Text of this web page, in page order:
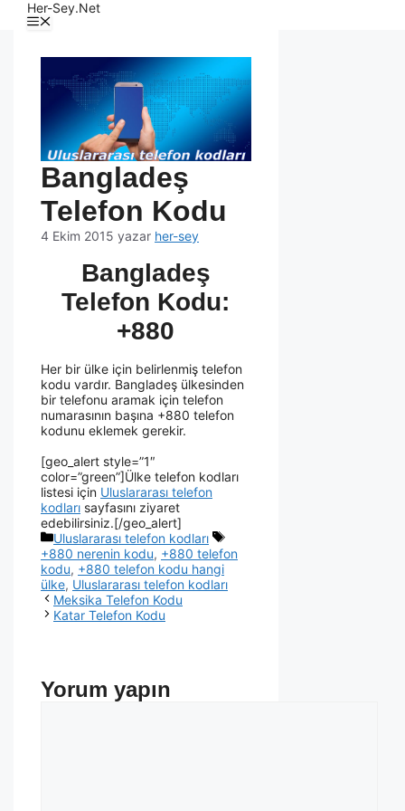
Her-Sey.Net
Bangladeş
Telefon Kodu
4 Ekim 2015 yazar her-sey
Bangladeş
Telefon Kodu:
+880
Her bir ülke için belirlenmiş telefon
kodu vardır. Bangladeş ülkesinden
bir telefonu aramak için telefon
numarasının başına +880 telefon
kodunu eklemek gerekir.
[geo_alert style=”1″
color=”green”]Ülke telefon kodları
listesi için Uluslararası telefon
kodları sayfasını ziyaret
edebilirsiniz.[/geo_alert]
Uluslararası telefon kodları
+880 nerenin kodu, +880 telefon
kodu, +880 telefon kodu hangi
ülke, Uluslararası telefon kodları
Meksika Telefon Kodu
Katar Telefon Kodu
Yorum yapın